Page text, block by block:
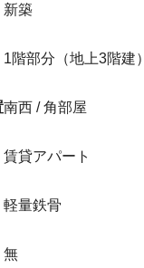
新築
1階部分（地上3階建）
南西 / 角部屋
賃貸アパート
軽量鉄骨
無